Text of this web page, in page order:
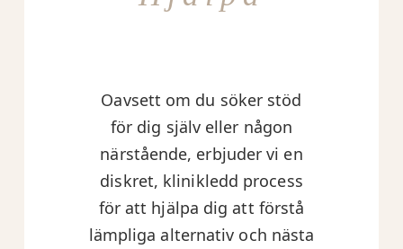
Oavsett om du söker stöd
för dig själv eller någon
närstående, erbjuder vi en
diskret, klinikledd process
för att hjälpa dig att förstå
lämpliga alternativ och nästa